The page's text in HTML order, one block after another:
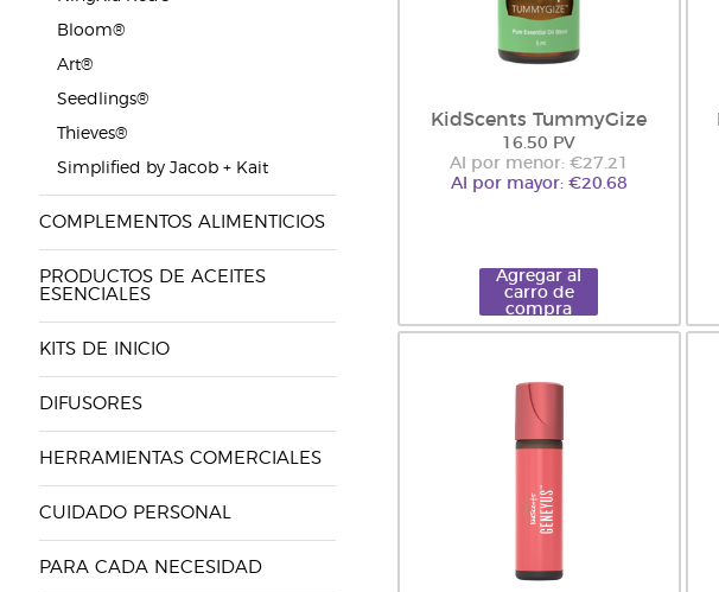
Bloom®
Art®
Seedlings®
Thieves®
Simplified by Jacob + Kait
COMPLEMENTOS ALIMENTICIOS
PRODUCTOS DE ACEITES
ESENCIALES
KITS DE INICIO
DIFUSORES
HERRAMIENTAS COMERCIALES
CUIDADO PERSONAL
PARA CADA NECESIDAD
KidScents TummyGize
16.50 PV
Al por menor: €27.21
Al por mayor: €20.68
Agregar al
carro de
compra